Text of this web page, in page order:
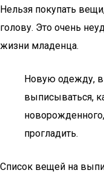
Нельзя покупать
голову. Это очень
жизни младенца.
Новую одежду,
выписываться,
прогладить.
Список вещей на